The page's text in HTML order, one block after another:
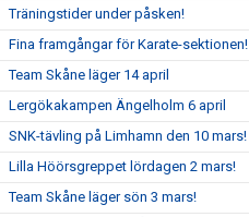
Träningstider under påsken!
Fina framgångar för Karate-sektionen!
Team Skåne läger 14 april
Lergökakampen Ängelholm 6 april
SNK-tävling på Limhamn den 10 mars!
Lilla Höörsgreppet lördagen 2 mars!
Team Skåne läger sön 3 mars!